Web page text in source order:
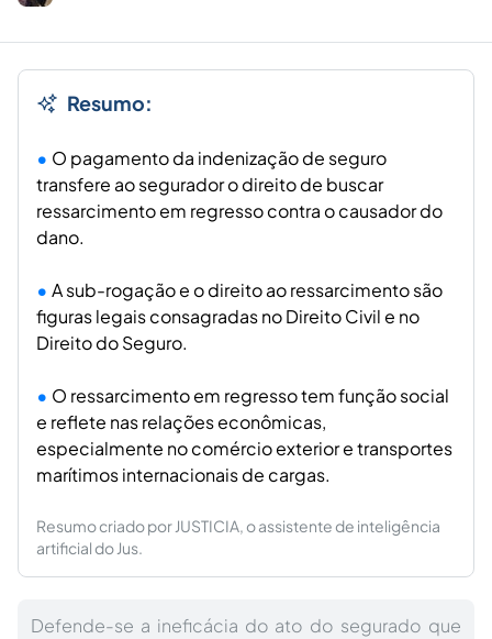
Resumo:
O pagamento da indenização de seguro
transfere ao segurador o direito de buscar
ressarcimento em regresso contra o causador do
dano.
A sub-rogação e o direito ao ressarcimento são
figuras legais consagradas no Direito Civil e no
Direito do Seguro.
O ressarcimento em regresso tem função social
e reflete nas relações econômicas,
especialmente no comércio exterior e transportes
marítimos internacionais de cargas.
Resumo criado por JUSTICIA, o assistente de inteligência
artificial do Jus.
Defende-se a ineficácia do ato do segurado que